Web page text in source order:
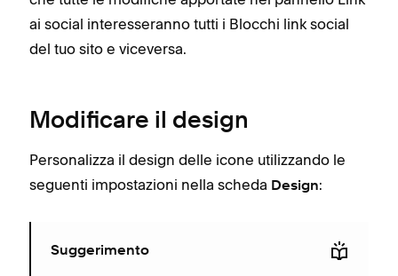
ai social interesseranno tutti i Blocchi link social
del tuo sito e viceversa.
Modificare il design
Personalizza il design delle icone utilizzando le
seguenti impostazioni nella scheda Design:
Suggerimento